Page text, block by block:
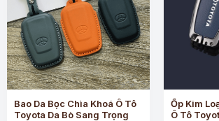
Bao Da Bọc Chìa Khoá Ô Tô
Toyota Da Bò Sang Trọng
Ốp Kim
Ô Tô